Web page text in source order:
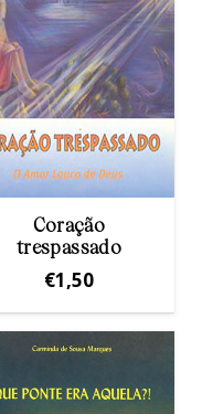
Coração
trespassado
€1,50